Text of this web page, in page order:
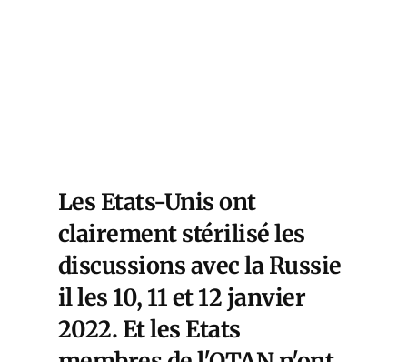
Les Etats-Unis ont
clairement stérilisé les
discussions avec la Russie
il les 10, 11 et 12 janvier
2022. Et les Etats